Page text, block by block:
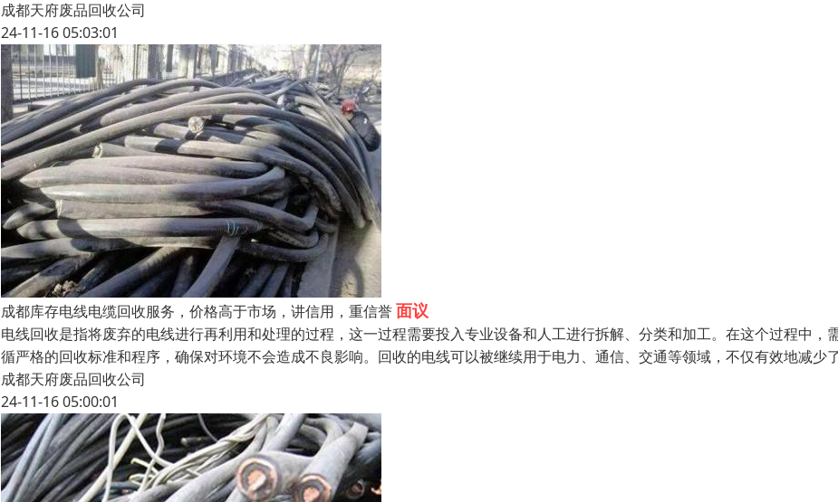
成都天府废品回收公司
24-11-16 05:03:01
成都库存电线电缆回收服务，价格高于市场，讲信用，重信誉面议
电线回收是指将废弃的电线进行再利用和处理的过程，这一过程需要投入专业设备和人工进行拆解、分类和加工。在这个过程中，
循严格的回收标准和程序，确保对环境不会造成不良影响。回收的电线可以被继续用于电力、通信、交通等领域，不仅有效地减少
成都天府废品回收公司
24-11-16 05:00:01